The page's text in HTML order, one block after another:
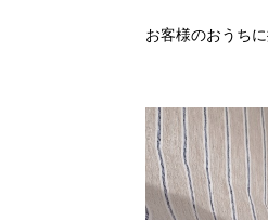
お客様のおうち